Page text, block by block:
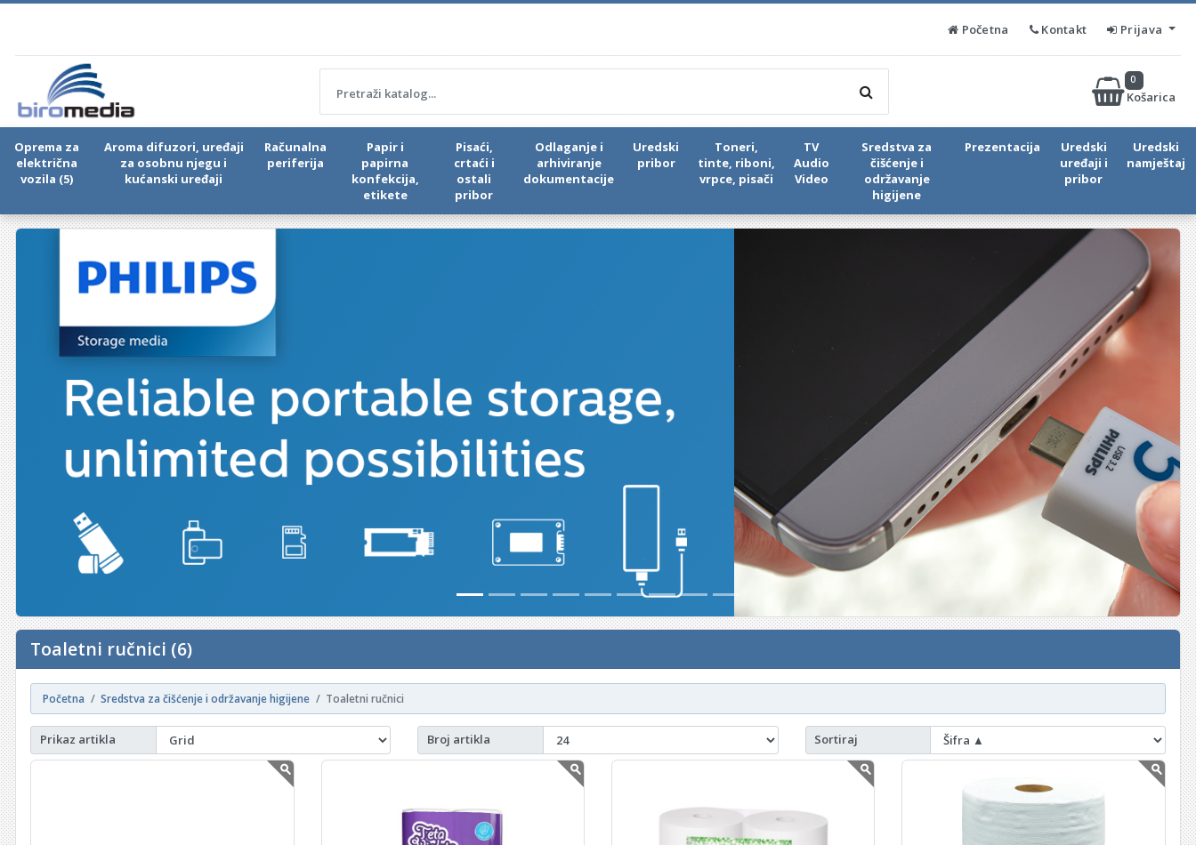
Početna Kontakt Prijava
Košarica
0
Oprema za
električna
vozila (5)
Aroma difuzori, uređaji
za osobnu njegu i
kućanski uređaji
Računalna
periferija
Papir i
papirna
konfekcija,
etikete
Pisaći,
crtaći i
ostali
pribor
Odlaganje i
arhiviranje
dokumentacije
Uredski
pribor
Toneri,
tinte, riboni,
vrpce, pisači
TV
Audio
Video
Sredstva za
čišćenje i
održavanje
higijene
Prezentacija
Uredski
uređaji i
pribor
Uredski
namještaj
Toaletni ručnici (6)
Početna Sredstva za čišćenje i održavanje higijene Toaletni ručnici
Prikaz artikla Broj artikla Sortiraj